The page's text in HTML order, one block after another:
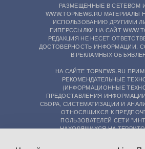
РАЗМЕЩЕННЫЕ В СЕТЕВОМ
WWW.TOPNEWS.RU
ИСПОЛЬЗОВАНИЮ ДРУГИМИ
ГИПЕРССЫЛКИ НА САЙТ
РЕДАКЦИЯ НЕ НЕСЕТ
ДОСТОВЕРНОСТЬ ИНФОРМАЦИИ,
В РЕКЛАМНЫХ
НА САЙТЕ TOPNEWS.RU
РЕКОМЕНДАТЕЛЬНЫЕ
(ИНФОРМАЦИОННЫЕ
ПРЕДОСТАВЛЕНИЯ
СБОРА, СИСТЕМАТИЗАЦИИ И
ОТНОСЯЩИХСЯ К
ПОЛЬЗОВАТЕЛЕЙ СЕТИ
НАХОДЯЩИХСЯ НА